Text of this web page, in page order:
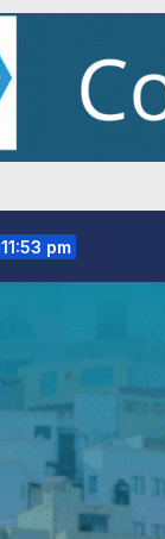
11:53 pm